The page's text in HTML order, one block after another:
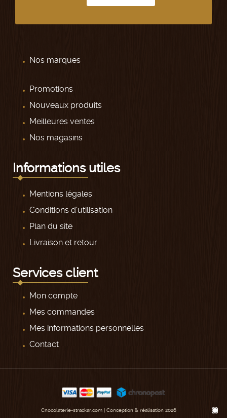
Nos marques
Promotions
Nouveaux produits
Meilleures ventes
Nos magasins
Informations utiles
Mentions légales
Conditions d'utilisation
Plan du site
Livraison et retour
Services client
Mon compte
Mes commandes
Mes informations personnelles
Contact
Chocolaterie-strackar.com | Conception & réalisation 2026